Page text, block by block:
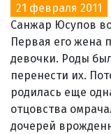
21 февраля 2011
Санжар Юсупов
Первая его жена
девочки. Роды
перенести их.
родилась еще
отцовства
дочерей